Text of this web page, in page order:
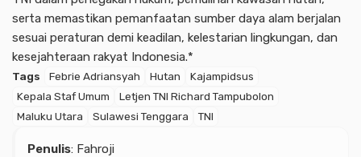
serta memastikan pemanfaatan sumber daya alam berjalan
sesuai peraturan demi keadilan, kelestarian lingkungan, dan
kesejahteraan rakyat Indonesia.*
Tags Febrie Adriansyah Hutan
Kajampidsus
Kepala Staf Umum
Letjen TNI Richard Tampubolon
Maluku Utara
Sulawesi Tenggara TNI
Penulis: Fahroji